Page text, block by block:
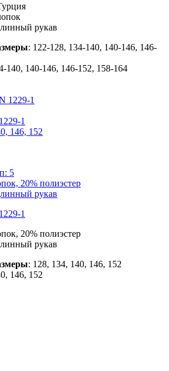
рукав
: 122-128, 134-140, 140-146, 146-
140, 140-146, 146-152, 158-164
1
146, 152
5
20% полиэстер
рукав
1
20% полиэстер
рукав
: 128, 134, 140, 146, 152
146, 152